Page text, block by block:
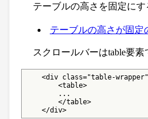
テーブルの高さを固定に
テーブルの高さが固定
スクロールバーはtable要
<div class="table-
        <table>
        ...
        </table>
    </div>